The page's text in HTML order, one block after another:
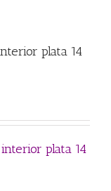
plata 14
plata 14